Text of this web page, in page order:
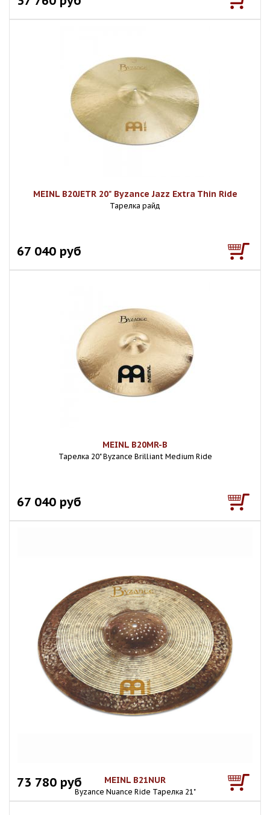
MEINL B20JETR 20" Byzance Jazz Extra Thin Ride
Тарелка райд
67 040 руб
MEINL B20MR-B
Тарелка 20" Byzance Brilliant Medium Ride
67 040 руб
MEINL B21NUR
Byzance Nuance Ride Тарелка 21"
73 780 руб